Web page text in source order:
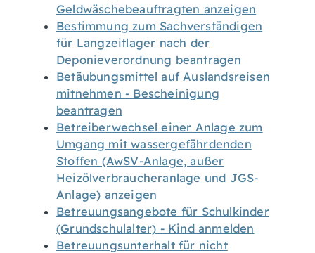
Geldwäschebeauftragten anzeigen
Bestimmung zum Sachverständigen
für Langzeitlager nach der
Deponieverordnung beantragen
Betäubungsmittel auf Auslandsreisen
mitnehmen - Bescheinigung
beantragen
Betreiberwechsel einer Anlage zum
Umgang mit wassergefährdenden
Stoffen (AwSV-Anlage, außer
Heizölverbraucheranlage und JGS-
Anlage) anzeigen
Betreuungsangebote für Schulkinder
(Grundschulalter) - Kind anmelden
Betreuungsunterhalt für nicht